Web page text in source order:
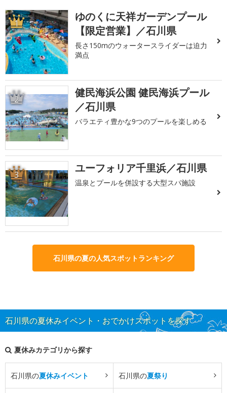
1
ゆのくに天祥ガーデンプール
【限定営業】／石川県
長さ150mのウォータースライダーは迫力
満点
2
健民海浜公園 健民海浜プール
／石川県
バラエティ豊かな9つのプールを楽しめる
3 ユーフォリア千里浜／石川県
温泉とプールを併設する大型スパ施設
石川県の夏の人気スポットランキング
石川県の夏休みイベント・おでかけスポットを探す
夏休みカテゴリから探す
石川県の夏休みイベント 石川県の夏祭り